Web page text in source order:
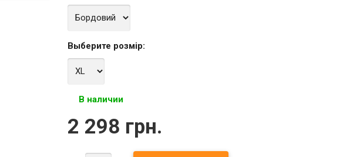
Выберите розмір:
В наличии
2 298 грн.